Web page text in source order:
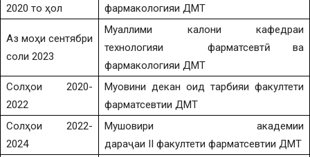
2020 то ҳол
фармакологияи ДМТ
Аз моҳи сентябри
соли 2023
Муаллими калони кафедраи
технологияи фарматсевтӣ ва
фармакологияи ДМТ
Солҳои 2020-
2022
Муовини декан оид тарбияи факултети
фарматсевтии ДМТ
Солҳои 2022-
2024
Мушовири академии
дараҷаи II факултети фарматсевтии ДМТ